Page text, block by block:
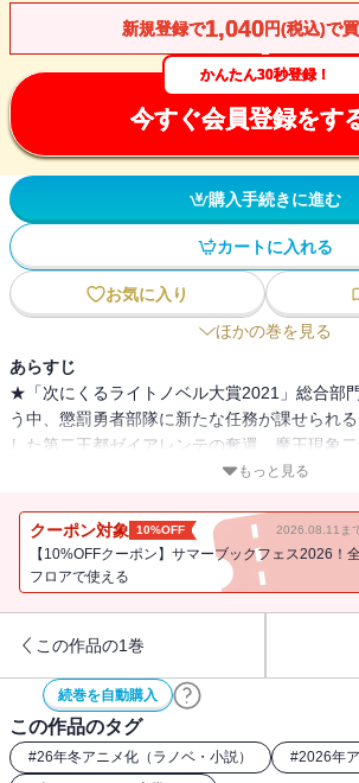
新規登録で1,040円(税込)で
かんたん30秒登録！
今すぐ会員登録をす
購入手続きに進む
カートに入れる
お気に入り
ほかの巻を見る
あらすじ
★「次にくるライトノベル大賞2021」総合
う中、懲罰勇者部隊に新たな任務が課せられ
した第二王都ゼイアレンテの奪還。魔王現象二
の支配下にある王都から進出してくる異形の
げられたのは、単独で先行してトゥジン・ト
戦築城にて拠点を確保するというもので・・
だ。完全に、囮だな」 無謀な作戦に激怒する
がけず戦況を動かしていく。 書籍版オリジ
の王都奪還作戦の行方は──！
もっと見る
クーポン対象 10%OFF 2026.08.11ま
【10%OFFクーポン】サマーブックフェス2026！
フロアで使える
この作品の1巻
続巻を自動購入
この作品のタグ
#26年冬アニメ化（ラノベ・小説） #2026年